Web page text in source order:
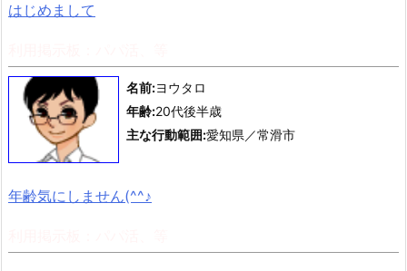
はじめまして
名前:ヨウタロ
年齢:20代後半歳
主な行動範囲:愛知県／常滑市
年齢気にしません(^^♪